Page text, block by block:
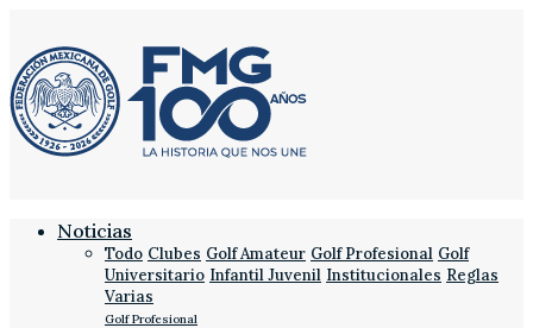
Noticias
Todo Clubes Golf Amateur Golf Profesional Golf
Universitario Infantil Juvenil Institucionales Reglas
Varias
Golf Profesional